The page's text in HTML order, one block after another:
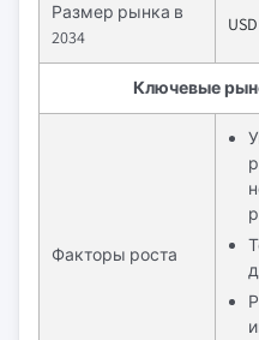
Размер рынка в
2034
Ключевые
Факторы роста